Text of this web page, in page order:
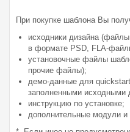
При покупке шаблона Вы
исходники дизайна
в формате PSD, FLA-
установочные файлы
прочие файлы);
демо-данные для
заполненными исходными
инструкцию по установке;
дополнительные модули